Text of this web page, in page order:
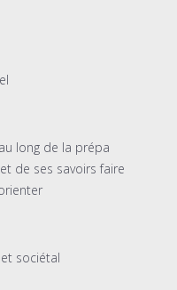
long de la prépa
de ses savoirs faire
sociétal